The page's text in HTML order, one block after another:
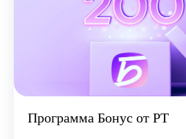
Программа Бонус от РТ